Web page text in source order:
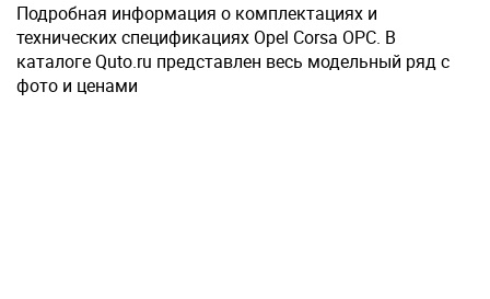
Подробная информация о комплектациях и
технических спецификациях Opel Corsa OPC. В
каталоге Quto.ru представлен весь модельный ряд с
фото и ценами